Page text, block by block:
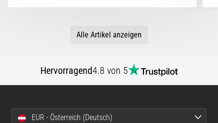
Alle Artikel anzeigen
Hervorragend4.8 von 5
EUR - Österreich (Deutsch)